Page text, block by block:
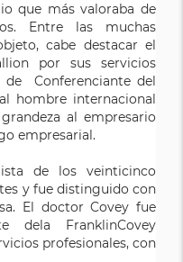
que más valoraba de
Entre las muchas
cabe destacar el
por sus servicios
de Conferenciante del
hombre internacional
al empresario
empresarial.
de los veinticinco
y fue distinguido con
El doctor Covey fue
dela FranklinCovey
profesionales, con